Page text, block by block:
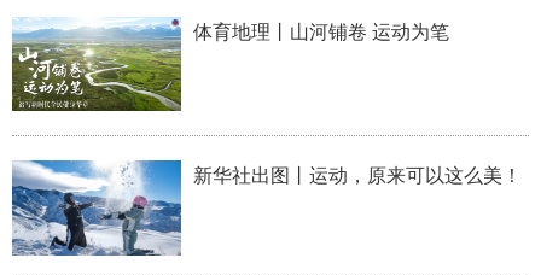
体育地理丨山河铺卷 运动为笔
新华社出图丨运动，原来可以这么美！